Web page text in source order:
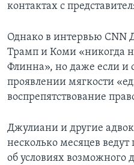
контактах с
Однако в интервью CNN
Трамп и Коми «никогда
Флинна», но даже если и
проявлении мягкости
воспрепятствование
Джулиани и другие
несколько месяцев
об условиях возможного